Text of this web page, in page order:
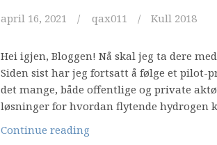
april 16, 2021 qax011 Kull 2018
Hei igjen, Bloggen! Nå skal jeg ta dere
Siden sist har jeg fortsatt å følge et pilot-
det mange, både offentlige og private
løsninger for hvordan flytende hydrogen
Continue reading